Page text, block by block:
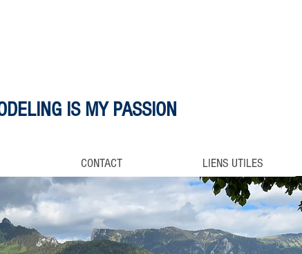
IS MY PASSION
CONTACT LIENS UTILES